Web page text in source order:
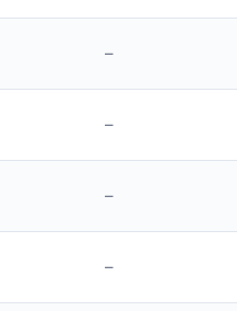
–
–
–
–